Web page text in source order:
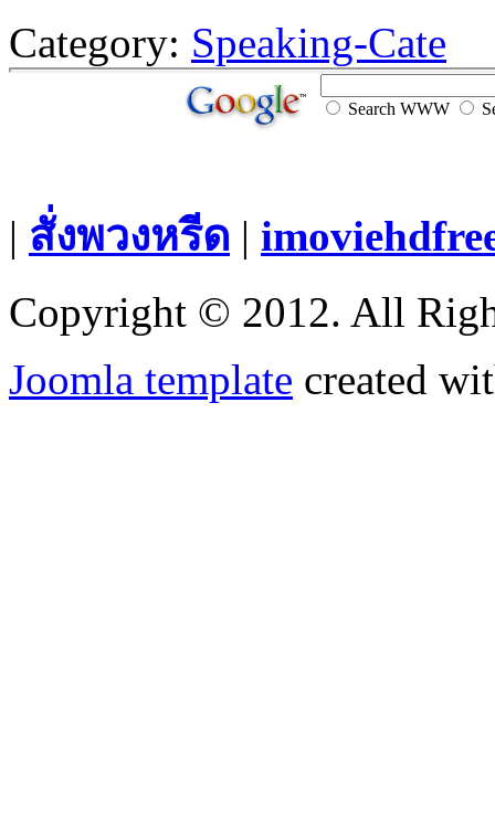
Category: Speaking-Cate
Search WWW
| สั่งพวงหรีด |
Copyright © 2012. All
Joomla template created